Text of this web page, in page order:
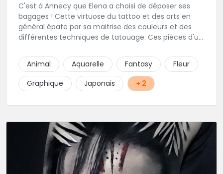
C'est à Annecy que Elena a choisi de déposer ses
bagages ! Cette virtuose du tattoo et des arts en
général épate par sa maitrise des couleurs et des
différentes techniques de tatouage. Ces pièces d'un
On vient de très loin pour se faire tatouer par cette
artiste ! N'hésitez pas à la contacter par téléphone:
0648079720 ou messages sur Instagram ou
Facebook.
Animal Aquarelle Fantasy
Fleur
Graphique
Japonais + 2